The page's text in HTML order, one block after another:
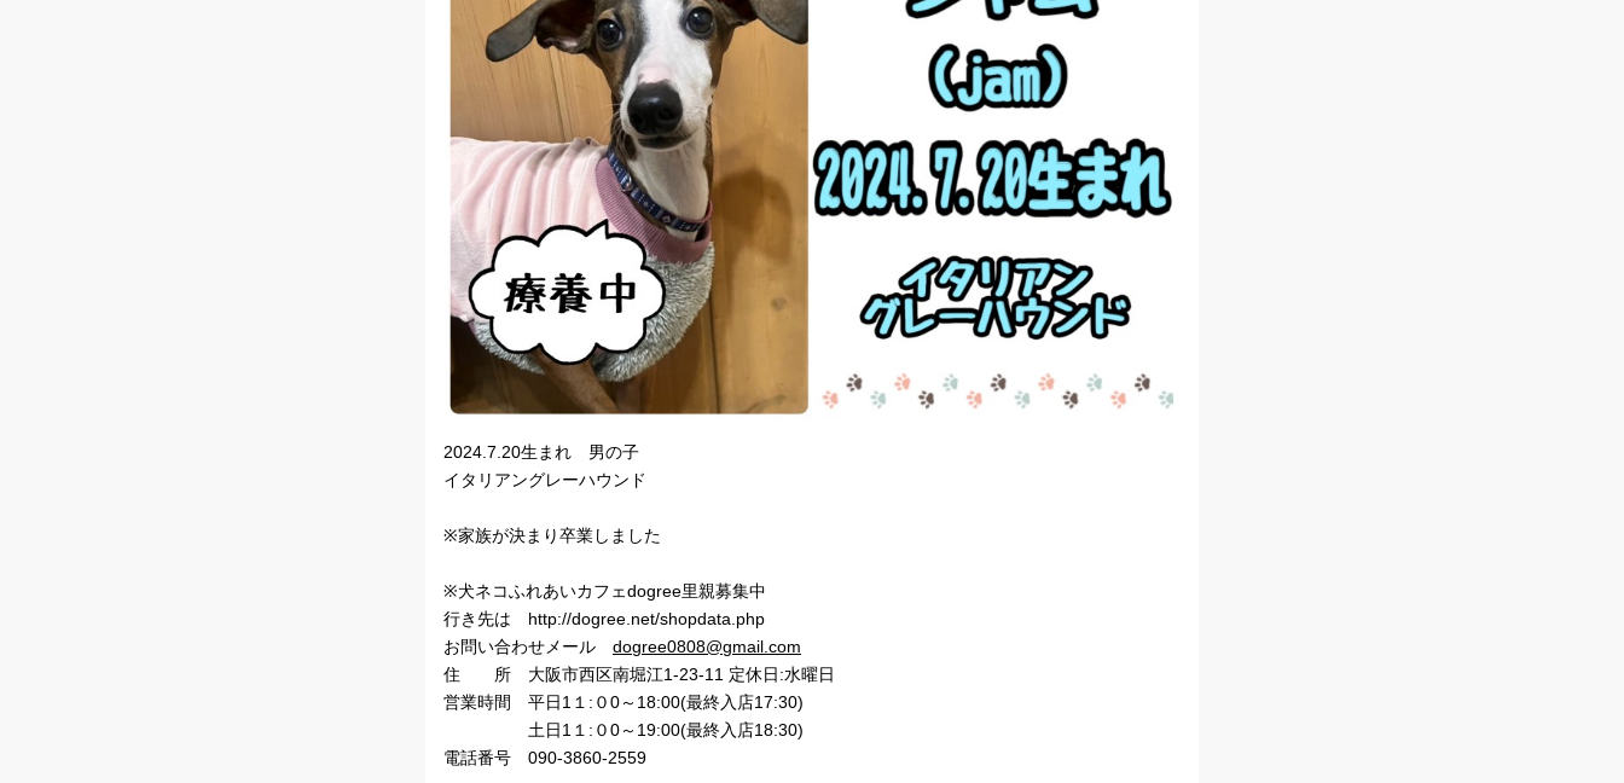
2024.7.20生まれ 男の子
イタリアングレーハウンド
※家族が決まり卒業しました
※犬ネコふれあいカフェdogree里親募集中
行き先は http://dogree.net/shopdata.php
お問い合わせメール dogree0808@gmail.com
住 所 大阪市西区南堀江1-23-11 定休日:水曜日
営業時間 平日1１:０0～18:00(最終入店17:30)
土日1１:０0～19:00(最終入店18:30)
電話番号 090-3860-2559